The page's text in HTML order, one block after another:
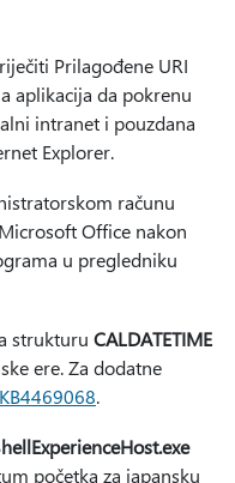
Prilagođene URI
aplikacija da pokrenu
intranet i pouzdana
Explorer.
računu
Office nakon
u pregledniku
strukturu CALDATETIME
ere. Za dodatne
KB4469068.
početka za japansku